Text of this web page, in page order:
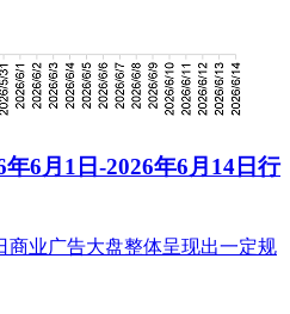
6月1日-2026年6月14日行
商业广告大盘整体呈现出一定规